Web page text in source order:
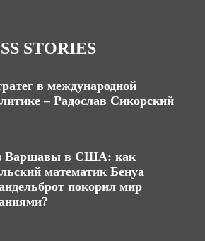
STORIES
в международной
– Радослав Сикорский
Варшавы в США: как
математик Бенуа
покорил мир